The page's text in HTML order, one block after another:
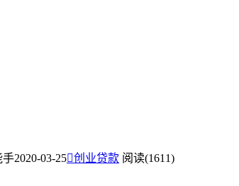
手2020-03-25创业贷款 阅读(1611)